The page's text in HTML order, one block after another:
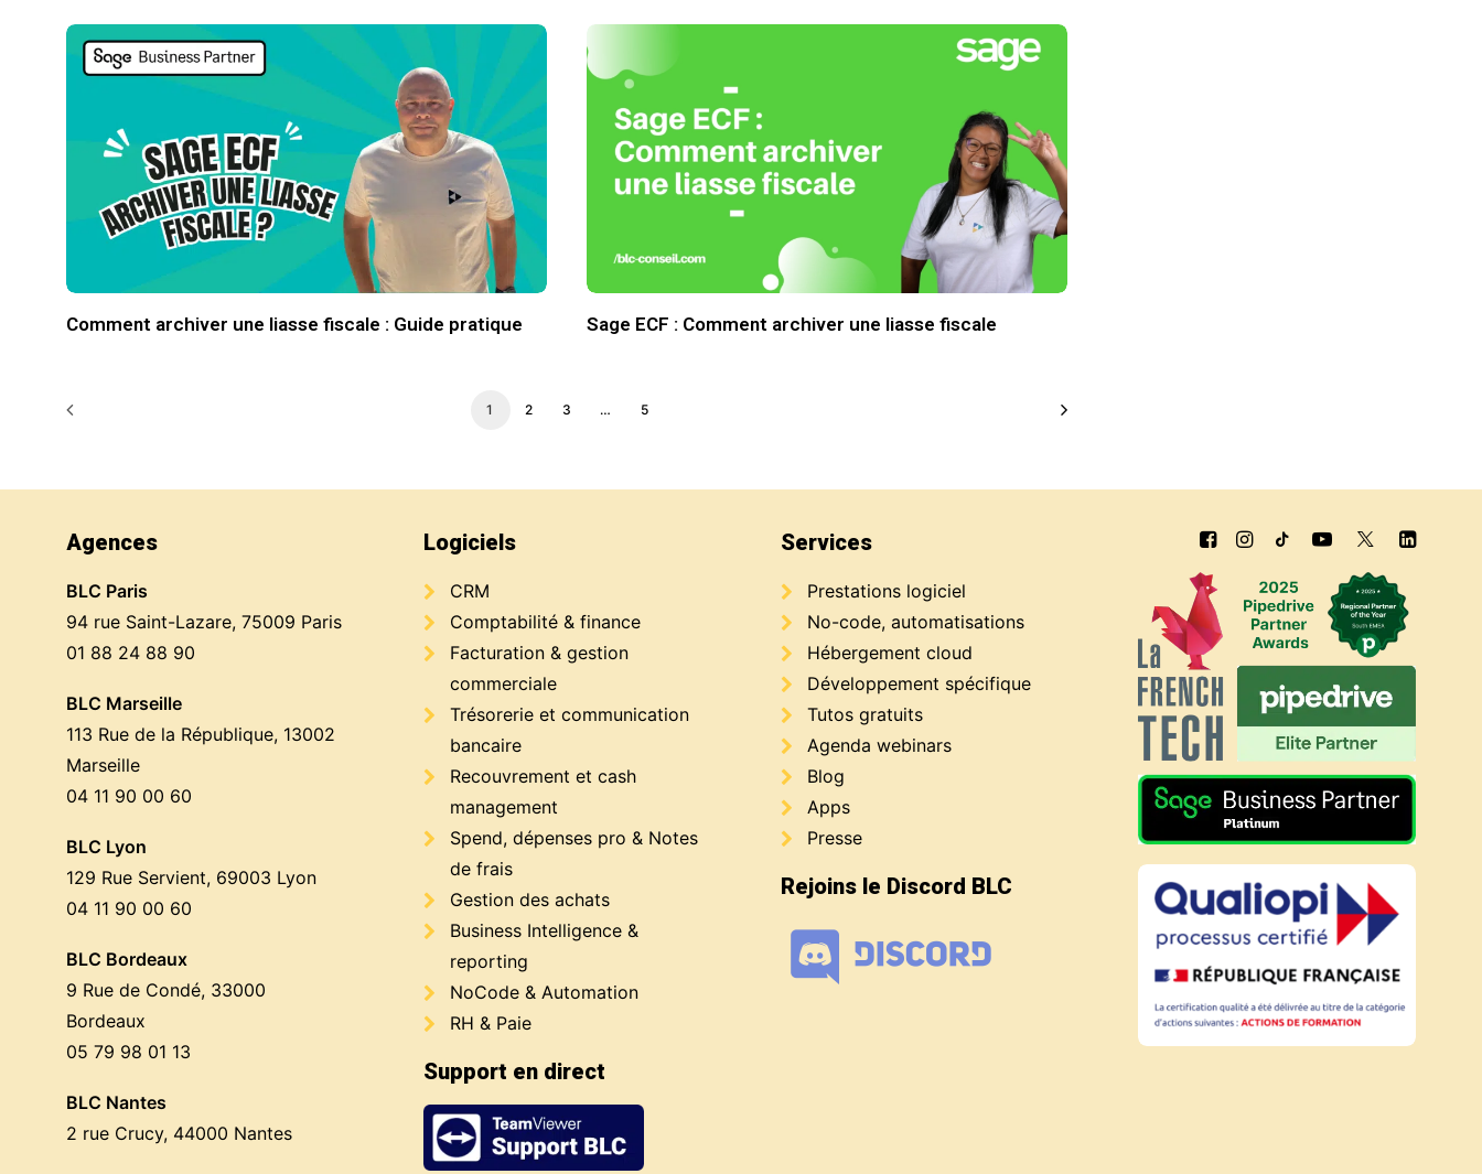
Comment archiver une liasse fiscale : Guide pratique Sage ECF : Comment archiver une liasse fiscale
1 2 3 … 5
Agences
BLC Paris
94 rue Saint-Lazare, 75009 Paris
01 88 24 88 90
BLC Marseille
113 Rue de la République, 13002
Marseille
04 11 90 00 60
BLC Lyon
129 Rue Servient, 69003 Lyon
04 11 90 00 60
BLC Bordeaux
9 Rue de Condé, 33000
Bordeaux
05 79 98 01 13
BLC Nantes
2 rue Crucy, 44000 Nantes
Logiciels
CRM
Comptabilité & finance
Facturation & gestion
commerciale
Trésorerie et communication
bancaire
Recouvrement et cash
management
Spend, dépenses pro & Notes
de frais
Gestion des achats
Business Intelligence &
reporting
NoCode & Automation
RH & Paie
Support en direct
Services
Prestations logiciel
No-code, automatisations
Hébergement cloud
Développement spécifique
Tutos gratuits
Agenda webinars
Blog
Apps
Presse
Rejoins le Discord BLC